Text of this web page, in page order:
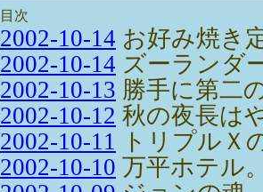
目次
2002-10-14 お好み焼き
2002-10-14 ズーランダ
2002-10-13 勝手に第二
2002-10-12 秋の夜長は
2002-10-11
トリプルＸ
2002-10-10 万平ホテル